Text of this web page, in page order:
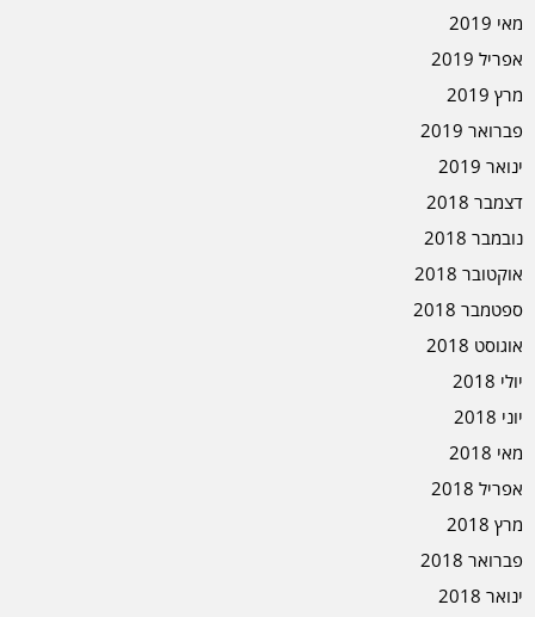
מאי 2019
אפריל 2019
מרץ 2019
פברואר 2019
ינואר 2019
דצמבר 2018
נובמבר 2018
אוקטובר 2018
ספטמבר 2018
אוגוסט 2018
יולי 2018
יוני 2018
מאי 2018
אפריל 2018
מרץ 2018
פברואר 2018
ינואר 2018